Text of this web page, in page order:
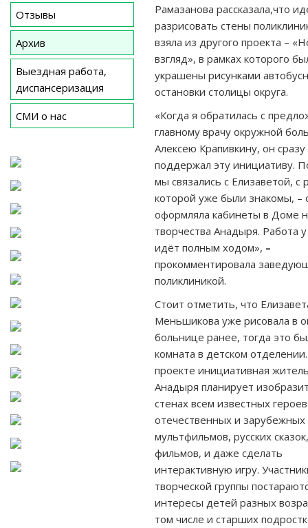
Отзывы
Архив
Выездная работа,
диспансеризация
СМИ о нас
Рамазанова рассказала,что
разрисовать стены
взяла из другого проекта –
взгляд», в рамках которого
украшены рисунками
остановки столицы округа.
«Когда я обратилась с
главному врачу окружной
Алексею Крапивкину, он
поддержал эту инициативу.
мы связались с Елизаветой, с
которой уже были знакомы, –
оформляла кабинеты в Доме
творчества Анадыря. Работа
идёт полным ходом», –
прокомментировала
поликлиникой.
Стоит отметить, что
Меньшикова уже рисовала в
больнице ранее, тогда это
комната в детском
проекте инициативная
Анадыря планирует
стенах всем известных героев
отечественных и зарубежных
мультфильмов, русских
фильмов, и даже сделать
интерактивную игру.
творческой группы
интересы детей разных
том числе и старших